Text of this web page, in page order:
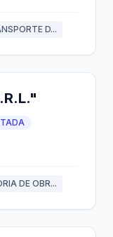
D...
DE OBR...